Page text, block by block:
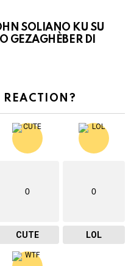
SOLIANO KU SU
GEZAGHÈBER DI
REACTION?
0
CUTE
0
LOL